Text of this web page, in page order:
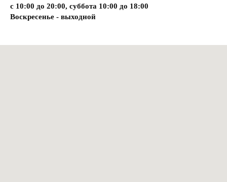
с 10:00 до 20:00, суббота 10:00 до 18:00
Воскресенье - выходной